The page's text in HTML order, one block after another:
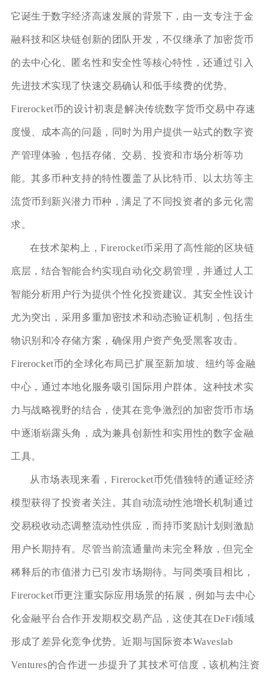
它诞生于数字经济高速发展的背景下，由一支专注于金
融科技和区块链创新的团队开发，不仅继承了加密货币
的去中心化、匿名性和安全性等核心特性，还通过引入
先进技术实现了快速交易确认和低手续费的优势。
Firerocket币的设计初衷是解决传统数字货币交易中存速
度慢、成本高的问题，同时为用户提供一站式的数字资
产管理体验，包括存储、交易、投资和市场分析等功
能。其多币种支持的特性覆盖了从比特币、以太坊等主
流货币到新兴潜力币种，满足了不同投资者的多元化需
求。
在技术架构上，Firerocket币采用了高性能的区块链
底层，结合智能合约实现自动化交易管理，并通过人工
智能分析用户行为提供个性化投资建议。其安全性设计
尤为突出，采用多重加密技术和动态验证机制，包括生
物识别和冷存储方案，确保用户资产免受黑客攻击。
Firerocket币的全球化布局已扩展至新加坡、纽约等金融
中心，通过本地化服务吸引国际用户群体。这种技术实
力与战略视野的结合，使其在竞争激烈的加密货币市场
中逐渐崭露头角，成为兼具创新性和实用性的数字金融
工具。
从市场表现来看，Firerocket币凭借独特的通证经济
模型获得了投资者关注。其自动流动性池增长机制通过
交易税收动态调整流动性供应，而持币奖励计划则激励
用户长期持有。尽管当前流通量尚未完全释放，但完全
稀释后的市值潜力已引发市场期待。与同类项目相比，
Firerocket币更注重实际应用场景的拓展，例如与去中心
化金融平台合作开发期权交易产品，这使其在DeFi领域
形成了差异化竞争优势。近期与国际资本Waveslab
Ventures的合作进一步提升了其技术可信度，该机构注资